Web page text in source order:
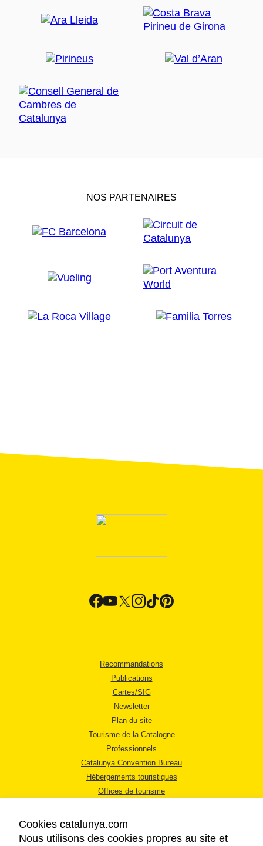
NOS PARTENAIRES
Recommandations
Publications
Cartes/SIG
Newsletter
Plan du site
Tourisme de la Catalogne
Professionnels
Catalunya Convention Bureau
Hébergements touristiques
Offices de tourisme
Cookies catalunya.com
Nous utilisons des cookies propres au site et